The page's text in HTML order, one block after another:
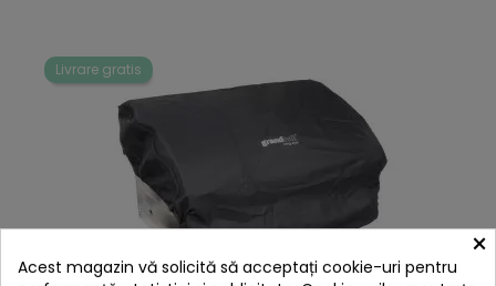
Livrare gratis
×
Acest magazin vă solicită să acceptați cookie-uri pentru